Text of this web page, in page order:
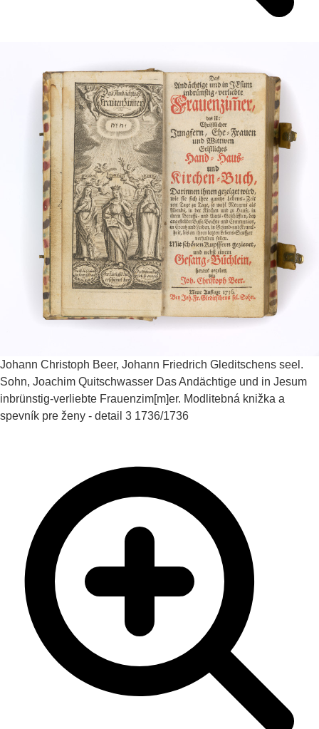
Johann Christoph Beer, Johann Friedrich Gleditschens seel.
Sohn, Joachim Quitschwasser Das Andächtige und in Jesum
inbrünstig-verliebte Frauenzim[m]er. Modlitebná knižka a
spevník pre ženy - detail 3 1736/1736